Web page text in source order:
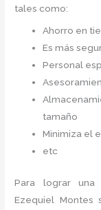
tales como:
Ahorro en
Es más
Personal
tamaño
Minimiza el
etc
Para lograr una
Ezequiel Montes